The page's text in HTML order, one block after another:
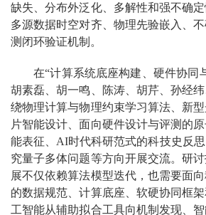
缺失、分布外泛化、多解性和强不确
多源数据时空对齐、物理先验嵌入、
测闭环验证机制。
在“计算系统底座构建、硬件协同
胡素磊、胡一鸣、陈涛、胡芹、孙经
绕物理计算与物理约束学习算法、新
片智能设计、面向硬件设计与评测的
能表征、AI时代科研范式的科技史反
究量子多体问题等方向开展交流。研
展不仅依赖算法模型迭代，也需要面
的数据规范、计算底座、软硬协同框
工智能从辅助拟合工具向机制发现、